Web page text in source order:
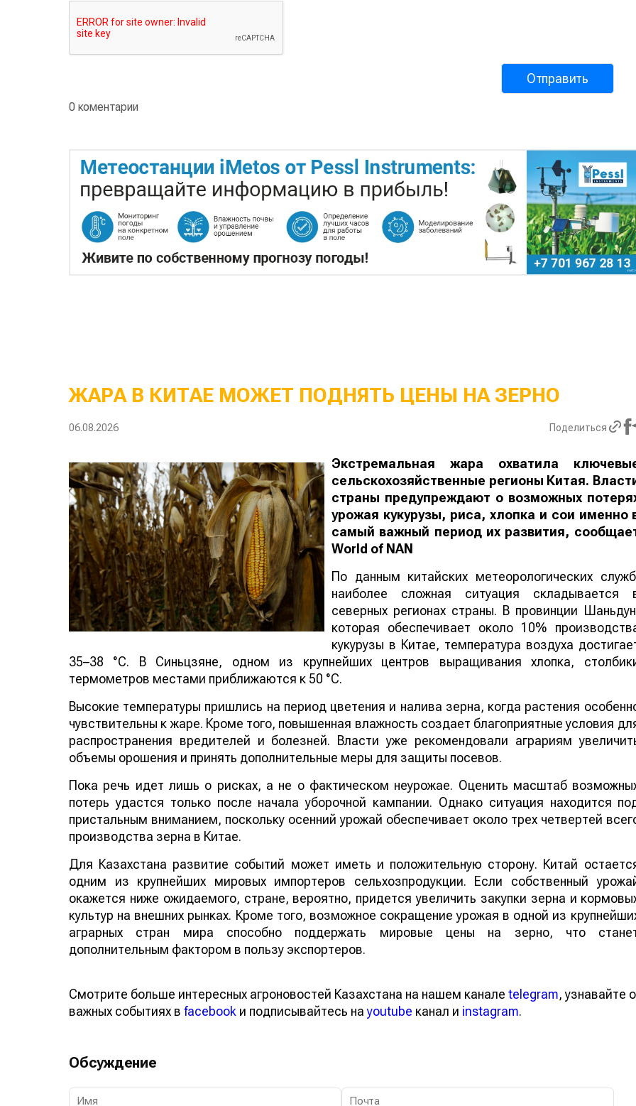
0 коментарии
ЖАРА В КИТАЕ МОЖЕТ ПОДНЯТЬ ЦЕНЫ НА ЗЕРНО
06.08.2026 Поделиться
Экстремальная жара охватила
сельскохозяйственные регионы Китая.
страны предупреждают о возможных
урожая кукурузы, риса, хлопка и сои именно
самый важный период их развития,
World of NAN
По данным китайских метеорологических
наиболее сложная ситуация складывается
северных регионах страны. В провинции
которая обеспечивает около 10%
кукурузы в Китае, температура воздуха
35–38 °C. В Синьцзяне, одном из крупнейших центров выращивания хлопка,
термометров местами приближаются к 50 °C.
Высокие температуры пришлись на период цветения и налива зерна, когда растения
чувствительны к жаре. Кроме того, повышенная влажность создает благоприятные условия
распространения вредителей и болезней. Власти уже рекомендовали аграриям
объемы орошения и принять дополнительные меры для защиты посевов.
Пока речь идет лишь о рисках, а не о фактическом неурожае. Оценить масштаб
потерь удастся только после начала уборочной кампании. Однако ситуация находится
пристальным вниманием, поскольку осенний урожай обеспечивает около трех четвертей
производства зерна в Китае.
Для Казахстана развитие событий может иметь и положительную сторону. Китай
одним из крупнейших мировых импортеров сельхозпродукции. Если собственный
окажется ниже ожидаемого, стране, вероятно, придется увеличить закупки зерна и
культур на внешних рынках. Кроме того, возможное сокращение урожая в одной из
аграрных стран мира способно поддержать мировые цены на зерно, что
дополнительным фактором в пользу экспортеров.
Смотрите больше интересных агроновостей Казахстана на нашем канале telegram, узнавайте о
важных событиях в facebook и подписывайтесь наyoutube канал и instagram.
Обсуждение